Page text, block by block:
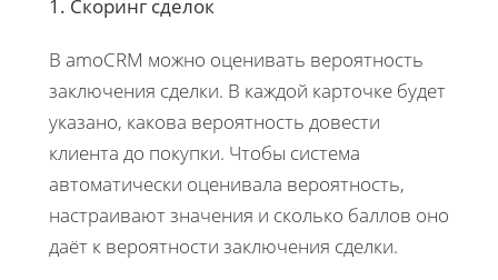
1. Скоринг сделок
В amoCRM можно оценивать вероятность
заключения сделки. В каждой карточке будет
указано, какова вероятность довести
клиента до покупки. Чтобы система
автоматически оценивала вероятность,
настраивают значения и сколько баллов оно
даёт к вероятности заключения сделки.